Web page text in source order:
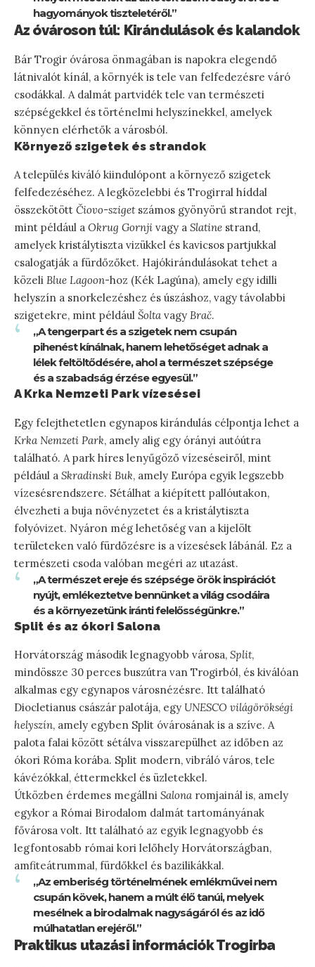
hagyományok tiszteletéről.”
Az óvároson túl: Kirándulások és kalandok
Bár Trogir óvárosa önmagában is napokra elegendő
látnivalót kínál, a környék is tele van felfedezésre váró
csodákkal. A dalmát partvidék tele van természeti
szépségekkel és történelmi helyszínekkel, amelyek
könnyen elérhetők a városból.
Környező szigetek és strandok
A település kiváló kiindulópont a környező szigetek
felfedezéséhez. A legközelebbi és Trogirral híddal
összekötött Čiovo-szigetszámos gyönyörű strandot rejt,
mint például a Okrug Gornji vagy a Slatine strand,
amelyek kristálytiszta vizükkel és kavicsos partjukkal
csalogatják a fürdőzőket. Hajókirándulásokat tehet a
közeli Blue Lagoon-hoz (Kék Lagúna), amely egy idilli
helyszín a snorkelezéshez és úszáshoz, vagy távolabbi
szigetekre, mint például Šolta vagy Brač.
„A tengerpart és a szigetek nem csupán
pihenést kínálnak, hanem lehetőséget adnak a
lélek feltöltődésére, ahol a természet szépsége
és a szabadság érzése egyesül.”
A Krka Nemzeti Park vízesései
Egy felejthetetlen egynapos kirándulás célpontja lehet a
Krka Nemzeti Park, amely alig egy órányi autóútra
található. A park híres lenyűgöző vízeséseiről, mint
például a Skradinski Buk, amely Európa egyik legszebb
vízesésrendszere. Sétálhat a kiépített pallóutakon,
élvezheti a buja növényzetet és a kristálytiszta
folyóvizet. Nyáron még lehetőség van a kijelölt
területeken való fürdőzésre is a vízesések lábánál. Ez a
természeti csoda valóban megéri az utazást.
„A természet ereje és szépsége örök inspirációt
nyújt, emlékeztetve bennünket a világ csodáira
és a környezetünk iránti felelősségünkre.”
Split és az ókori Salona
Horvátország második legnagyobb városa, Split,
mindössze 30 perces buszútra van Trogirból, és kiválóan
alkalmas egy egynapos városnézésre. Itt található
Diocletianus császár palotája, egy UNESCO világörökségi
helyszín, amely egyben Split óvárosának is a szíve. A
palota falai között sétálva visszarepülhet az időben az
ókori Róma korába. Split modern, vibráló város, tele
kávézókkal, éttermekkel és üzletekkel.
Útközben érdemes megállni Salona romjainál is, amely
egykor a Római Birodalom dalmát tartományának
fővárosa volt. Itt található az egyik legnagyobb és
legfontosabb római kori lelőhely Horvátországban,
amfiteátrummal, fürdőkkel és bazilikákkal.
„Az emberiség történelmének emlékművei nem
csupán kövek, hanem a múlt élő tanúi, melyek
mesélnek a birodalmak nagyságáról és az idő
múlhatatlan erejéről.”
Praktikus utazási információk Trogirba